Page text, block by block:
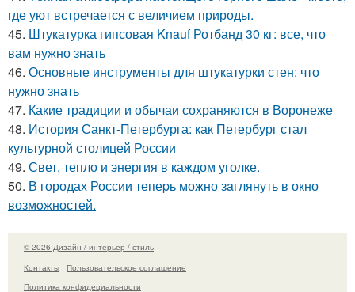
где уют встречается с величием природы.
45. Штукатурка гипсовая Knauf Ротбанд 30 кг: все, что
вам нужно знать
46. Основные инструменты для штукатурки стен: что
нужно знать
47. Какие традиции и обычаи сохраняются в Воронеже
48. История Санкт-Петербурга: как Петербург стал
культурной столицей России
49. Свет, тепло и энергия в каждом уголке.
50. В городах России тепеpь можно зaглянуть в окно
возмoжностей.
© 2026 Дизайн / интерьер / стиль
Контакты
Пользовательское соглашение
Политика конфидециальности